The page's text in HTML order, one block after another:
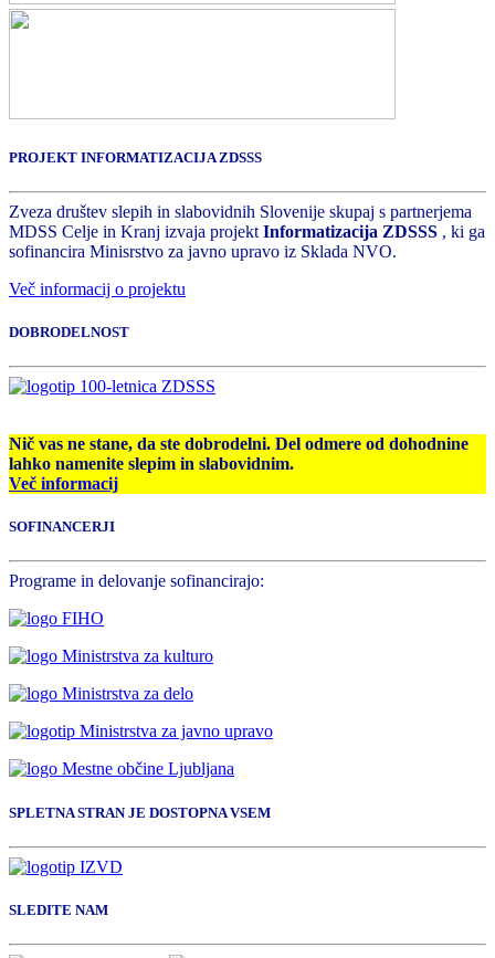
PROJEKT INFORMATIZACIJA ZDSSS
Zveza društev slepih in slabovidnih Slovenije skupaj s partnerjema
MDSS Celje in Kranj izvaja projekt Informatizacija ZDSSS , ki ga
sofinancira Minisrstvo za javno upravo iz Sklada NVO.
Več informacij o projektu
DOBRODELNOST
Nič vas ne stane, da ste dobrodelni. Del odmere od dohodnine
lahko namenite slepim in slabovidnim.
Več informacij
SOFINANCERJI
Programe in delovanje sofinancirajo:
SPLETNA STRAN JE DOSTOPNA VSEM
SLEDITE NAM